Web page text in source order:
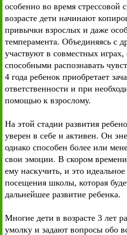
особенно во время стрессовой
возрасте дети начинают
привычки взрослых и даже
темперамента. Объединяясь с
участвуют в совместных играх,
способными распознавать
4 года ребенок приобретает
ответственности и при
помощью к взрослому.
На этой стадии развития
уверен в себе и активен. Он
однако способен более или
свои эмоции. В скором
ему наскучить, и это
посещения школы, которая
дальнейшее развитие ребенка.
Многие дети в возрасте 3 лет
умолку и задают вопросы обо